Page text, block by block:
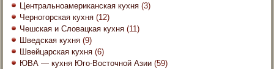
Центральноамериканская кухня (3)
Черногорская кухня (12)
Чешская и Словацкая кухня (11)
Шведская кухня (9)
Швейцарская кухня (6)
ЮВА — кухня Юго-Восточной Азии (59)